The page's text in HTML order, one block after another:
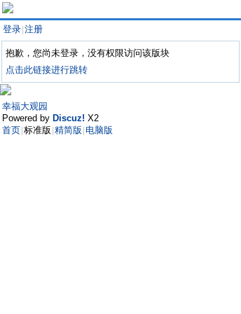
登录 注册
抱歉，您尚未登录，没有权限访问该版块
点击此链接进行跳转
幸福大观园
Powered by Discuz! X2
首页 标准版 精简版 电脑版